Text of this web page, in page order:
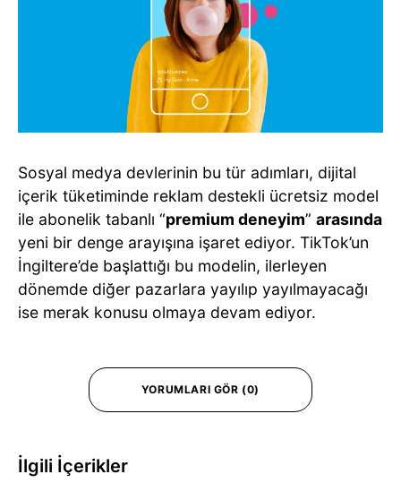
Sosyal medya devlerinin bu tür adımları, dijital
içerik tüketiminde reklam destekli ücretsiz model
ile abonelik tabanlı “premium deneyim” arasında
yeni bir denge arayışına işaret ediyor. TikTok’un
İngiltere’de başlattığı bu modelin, ilerleyen
dönemde diğer pazarlara yayılıp yayılmayacağı
ise merak konusu olmaya devam ediyor.
YORUMLARI GÖR (0)
İlgili İçerikler